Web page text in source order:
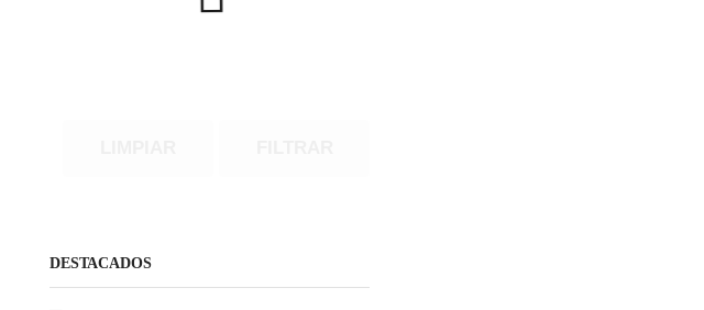
DESTACADOS